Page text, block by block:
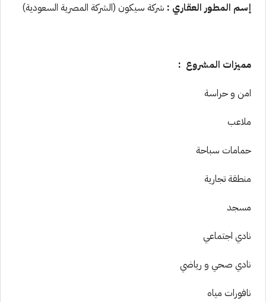
إسم المطور العقاري : شركة سيكون (الشركة المصرية السعودية)
مميزات المشروع :
امن و حراسة
ملاعب
حمامات سباحة
منطقة تجارية
مسجد
نادي اجتماعي
نادي صحي و رياضي
نافورات مياه